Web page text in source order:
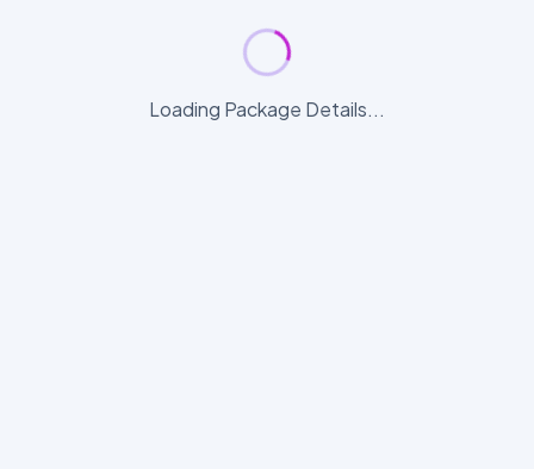
Loading Package Details...